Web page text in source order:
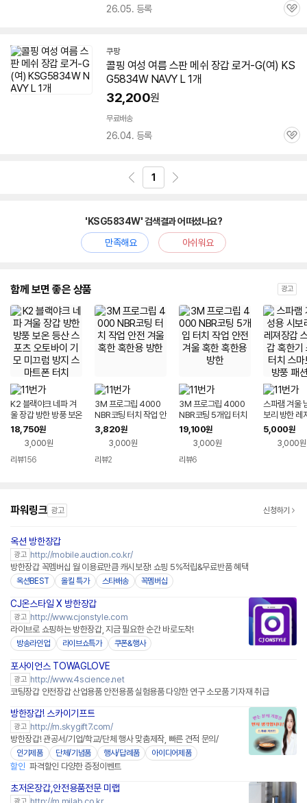
26.05. 등록
관
쿠팡
콜핑 여성 여름 스판 메쉬 장갑 로거-G(여) KS
G5834WNAVY L 1개
32,200원
무료배송
26.04. 등록
관
1
'KSG5834W' 검색결과 어떠셨나요?
만족해요
아쉬워요
함께 보면 좋은 상품 광고
K2 블랙야크 네파 겨
울 장갑 방한 방풍 보온
등산 스포츠 오토바이
기모 미끄럼 방지 스마
트폰 터치
18,750원
3,000원
리뷰156
3M 프로그립 4000
NBR코팅 터치 작업 안
전 겨울 혹한 혹한용 방
한
3,820원
3,000원
리뷰2
3M 프로그립 4000
NBR코팅 5개입 터치
작업 안전 겨울 혹한 혹
한용 방한
19,100원
3,000원
리뷰6
스파램 겨울
보리 방한 레
포츠장갑 혹
트터치 스마
풍 패션 기모
5,000원
3,000원
파워링크 광고 신청하기
옥션 방한장갑
광고 http://mobile.auction.co.kr/
방한장갑 꼭멤버십 월 이용료만큼 캐시보장! 쇼핑 5%적립&무료반품 혜택
옥션BEST 올킬 특가 스타배송 꼭멤버십
CJ온스타일 X 방한장갑
광고 http://www.cjonstyle.com
라이브로 쇼핑하는 방한장갑, 지금 필요한 순간 바로도착!
방송라인업 라이브쇼특가 쿠폰&행사
포사이언스 TOWAGLOVE
광고 http://www.4science.net
코팅장갑 안전장갑 산업용품 안전용품 실험용품 다앙한 연구 소모품 기자재 취급
방한장갑! 스카이기프트
광고 http://m.skygift7.com/
방한장갑! 관공서/기업/학교/단체 행사 맞춤제작, 빠른 견적 문의/
인기제품 단체/기념품 행사/답례품 아이디어제품
할인 파격할인 다양한 증정이벤트
초저온장갑,안전용품전문 미랩
http://m.milab.co.kr